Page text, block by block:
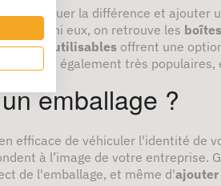
marquer la différence et ajouter
Parmi eux, on retrouve les boîtes
sacs réutilisables offrent une
sont également très
emballage ?
efficace de véhiculer l'identité de
à l’image de votre entreprise.
de l'emballage, et même d'ajouter